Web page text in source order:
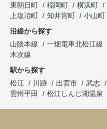
東朝日町
稲岡町 横浜町
上塩冶町
知井宮町 小山町
沿線から探す
山陰本線
一畑電車北松江線
木次線
駅から探す
松江
川跡 出雲市 武志
雲州平田
松江しんじ湖温泉